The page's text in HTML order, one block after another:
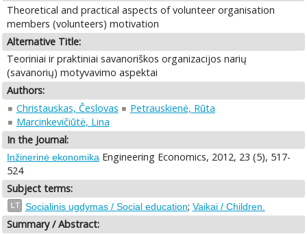
Theoretical and practical aspects of volunteer organisation
members (volunteers) motivation
Alternative Title:
Teoriniai ir praktiniai savanoriškos organizacijos narių
(savanorių) motyvavimo aspektai
Authors:
Christauskas, Česlovas
Petrauskienė, Rūta
Marcinkevičiūtė, Lina
In the Journal:
Inžinerinė ekonomika Engineering Economics, 2012, 23 (5), 517-
524
Subject terms:
LT Socialinis ugdymas / Social education; Vaikai / Children.
Summary / Abstract: